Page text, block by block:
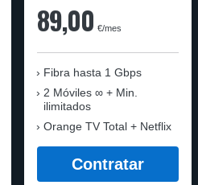
89,00 €/mes
Fibra hasta 1 Gbps
2 Móviles ∞ + Min.
ilimitados
Orange TV Total + Netflix
Contratar